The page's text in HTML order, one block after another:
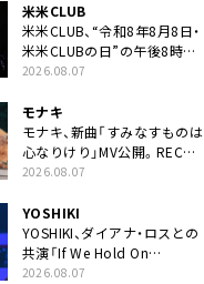
米米CLUB
米米CLUB、“令和8年8月8日・
米米CLUBの日”の午後8時に
40周年ライブより「FANtachy
2026.08.07
モナキ
モナキ、新曲「すみなすものは
心なりけり」MV公開。RECの
ギターにEvery Little Thing・
2026.08.07
YOSHIKI
YOSHIKI、ダイアナ・ロスとの
共演「If We Hold On
Together」ライブ映像公開
2026.08.07